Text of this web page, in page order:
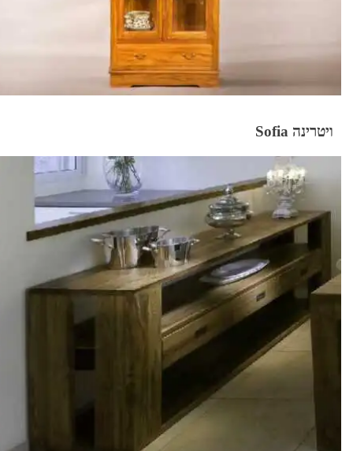
ויטרינה Sofia